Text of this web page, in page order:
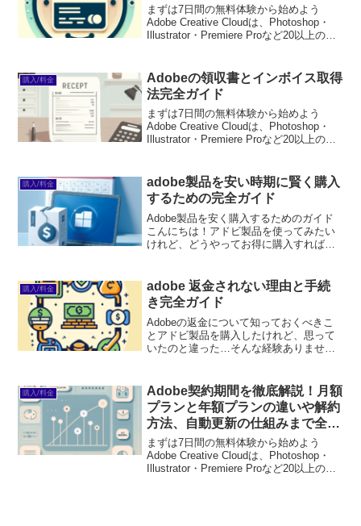
まずは7日間の無料体験から始めよう
Adobe Creative Cloudは、Photoshop・
Illustrator・Premiere Proなど20以上のア
→※...
購入/料金
Adobeの領収書とインボイス取得
法完全ガイド
まずは7日間の無料体験から始めよう
Adobe Creative Cloudは、Photoshop・
Illustrator・Premiere Proなど20以上のア
→※...
購入/料金
adobe製品を安い時期に賢く購入
するための完全ガイド
Adobe製品を安く購入するためのガイド
こんにちは！アドビ製品を使ってみたい
けれど、どうやってお得に購入すればい
報をお届けします。セール情報や割引プ
ラン、さらには競合製...
購入/料金
adobe 返金されない理由と手続
き完全ガイド
Adobeの返金について知っておくべきこ
とアドビ製品を購入したけれど、思って
いたのと違った…そんな経験ありません
っておきたいのが、返金制度です。ここ
では、アドビ製品の返...
購入/料金
Adobe契約期間を徹底解説！月額
プランと年額プランの違いや解約
方法、自動更新の仕組みまで全て
知ろう
まずは7日間の無料体験から始めよう
Adobe Creative Cloudは、Photoshop・
Illustrator・Premiere Proなど20以上のア